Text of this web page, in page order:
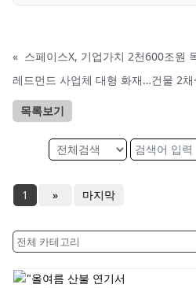
« 스페이스X, 기업가치 2천600조원
레드먼드 사업체 대형 화재…건물 2채
목록보기
1 » 마지막